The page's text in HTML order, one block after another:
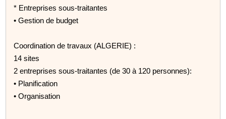
* Entreprises sous-traitantes
• Gestion de budget
Coordination de travaux (ALGERIE) :
14 sites
2 entreprises sous-traitantes (de 30 à 120 personnes):
• Planification
• Organisation